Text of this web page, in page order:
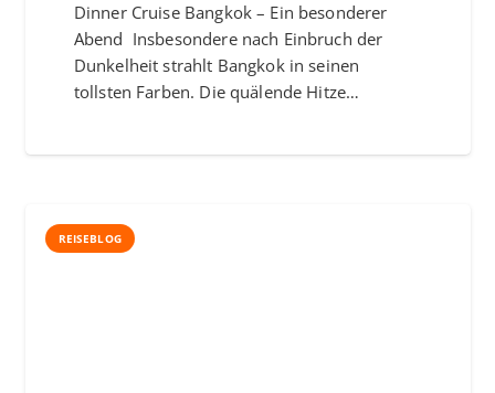
Dinner Cruise Bangkok – Ein besonderer
Abend Insbesondere nach Einbruch der
Dunkelheit strahlt Bangkok in seinen
tollsten Farben. Die quälende Hitze…
REISEBLOG